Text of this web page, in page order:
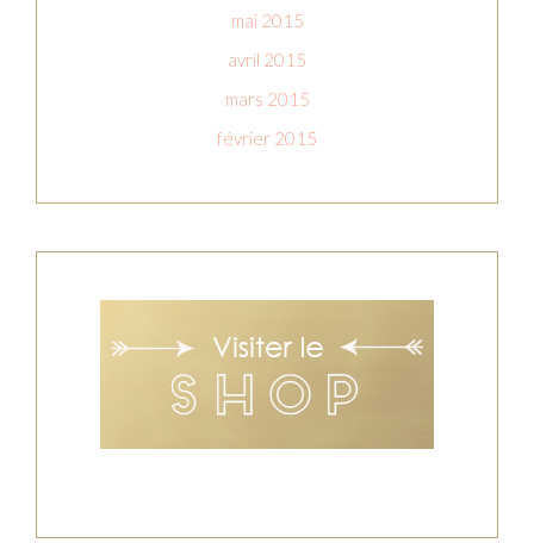
mai 2015
avril 2015
mars 2015
février 2015